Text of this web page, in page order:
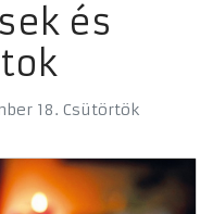
és
18. Csütörtök